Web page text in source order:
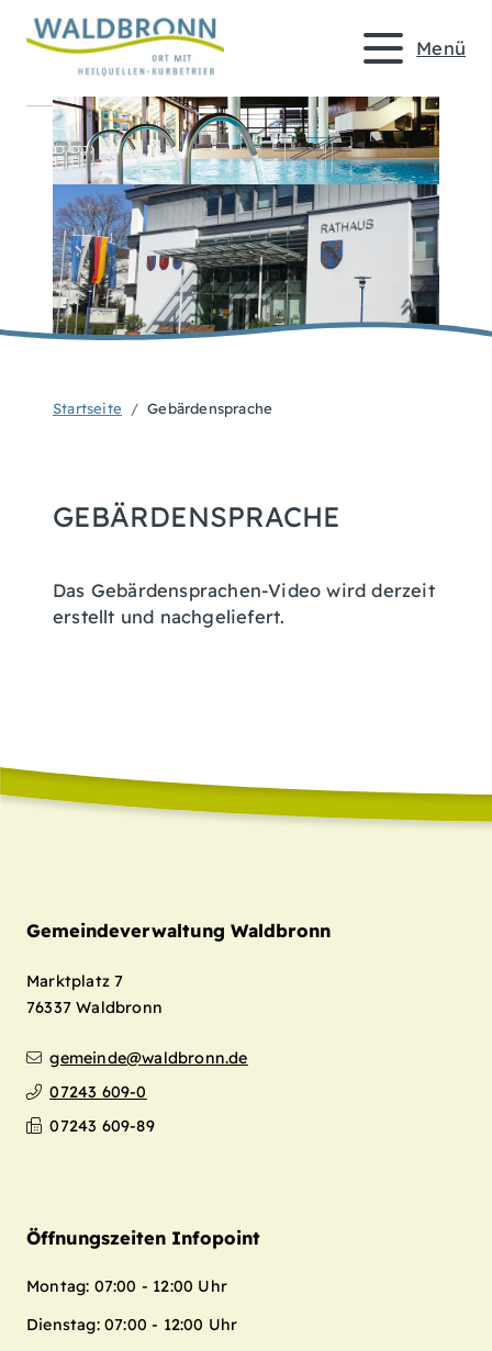
Menü
Startseite Gebärdensprache
GEBÄRDENSPRACHE
Das Gebärdensprachen-Video wird derzeit
erstellt und nachgeliefert.
Gemeindeverwaltung Waldbronn
Marktplatz 7
76337 Waldbronn
gemeinde@waldbronn.de
07243 609-0
07243 609-89
Öffnungszeiten Infopoint
Montag: 07:00 - 12:00 Uhr
Dienstag: 07:00 - 12:00 Uhr